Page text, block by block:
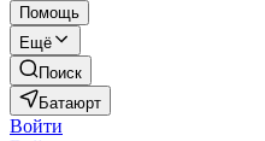
Помощь
Ещё
Поиск
Батаюрт
Войти